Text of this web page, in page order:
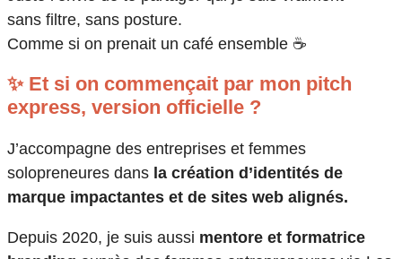
sans filtre, sans posture.
Comme si on prenait un café ensemble ☕
✨ Et si on commençait par mon pitch
express, version officielle ?
J’accompagne des entreprises et femmes
solopreneures dans la création d’identités de
marque impactantes et de sites web alignés.
Depuis 2020, je suis aussi mentore et formatrice